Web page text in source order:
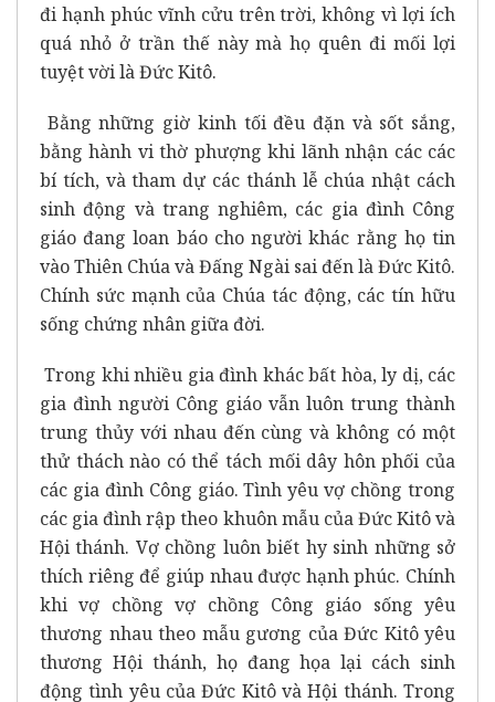
đi hạnh phúc vĩnh cửu trên trời, không vì lợi ích
quá nhỏ ở trần thế này mà họ quên đi mối lợi
tuyệt vời là Đức Kitô.
Bằng những giờ kinh tối đều đặn và sốt sắng,
bằng hành vi thờ phượng khi lãnh nhận các các
bí tích, và tham dự các thánh lễ chúa nhật cách
sinh động và trang nghiêm, các gia đình Công
giáo đang loan báo cho người khác rằng họ tin
vào Thiên Chúa và Đấng Ngài sai đến là Đức Kitô.
Chính sức mạnh của Chúa tác động, các tín hữu
sống chứng nhân giữa đời.
Trong khi nhiều gia đình khác bất hòa, ly dị, các
gia đình người Công giáo vẫn luôn trung thành
trung thủy với nhau đến cùng và không có một
thử thách nào có thể tách mối dây hôn phối của
các gia đình Công giáo. Tình yêu vợ chồng trong
các gia đình rập theo khuôn mẫu của Đức Kitô và
Hội thánh. Vợ chồng luôn biết hy sinh những sở
thích riêng để giúp nhau được hạnh phúc. Chính
khi vợ chồng vợ chồng Công giáo sống yêu
thương nhau theo mẫu gương của Đức Kitô yêu
thương Hội thánh, họ đang họa lại cách sinh
động tình yêu của Đức Kitô và Hội thánh. Trong